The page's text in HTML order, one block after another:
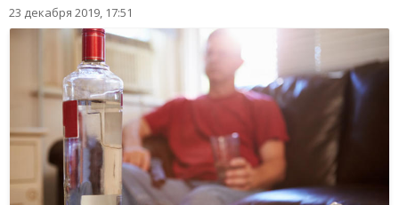
23 декабря 2019, 17:51